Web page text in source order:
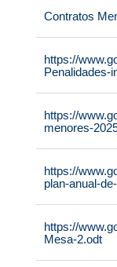
Contratos
https://
Penalidades-
https://
menores-
https://
plan-anual-
https://
Mesa-2.odt